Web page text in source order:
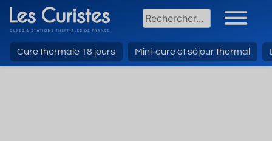
Cure thermale 18 jours Mini-cure et séjour thermal